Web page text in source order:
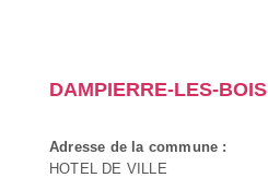
DAMPIERRE-LES-BOIS
Adresse de la commune :
HOTEL DE VILLE